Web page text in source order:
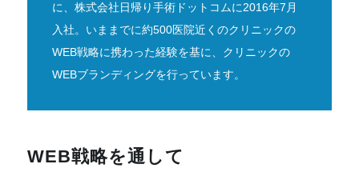
に、株式会社日帰り手術ドットコムに2016年7月
入社。いままでに約500医院近くのクリニックの
WEB戦略に携わった経験を基に、クリニックの
WEBブランディングを行っています。
WEB戦略を通して